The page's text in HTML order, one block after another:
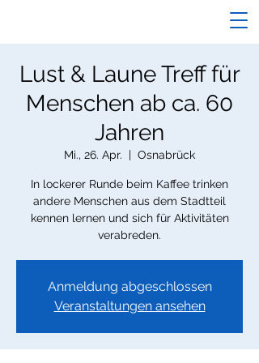
Lust & Laune Treff für
Menschen ab ca. 60
Jahren
Mi., 26. Apr.
  |
Osnabrück
In lockerer Runde beim Kaffee trinken
andere Menschen aus dem Stadtteil
kennen lernen und sich für Aktivitäten
verabreden.
Anmeldung abgeschlossen
Veranstaltungen ansehen